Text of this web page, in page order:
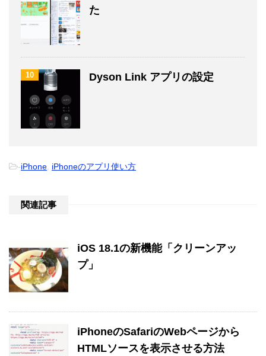
た
10 Dyson Link アプリの設定
-iPhone iPhoneのアプリ使い方
関連記事
iOS 18.1の新機能「クリーンアッ
プ」
iPhoneのSafariのWebページから
HTMLソースを表示させる方法